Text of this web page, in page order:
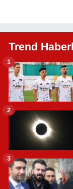
Trend
1
2
3